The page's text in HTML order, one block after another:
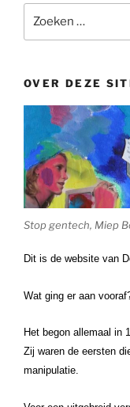
naar:
OVER DEZE
Stop gentech, Miep
Dit is de website van
Wat ging er aan
Het begon allemaal in
Zij waren de eersten
manipulatie.